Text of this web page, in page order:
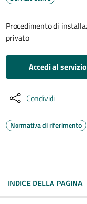
Procedimento di
privato
Accedi al servizio
Condividi
Normativa di riferimento
INDICE DELLA PAGINA